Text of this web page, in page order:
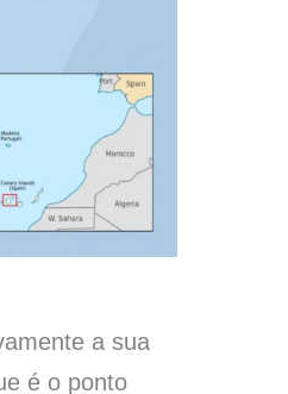
a sua
é o ponto